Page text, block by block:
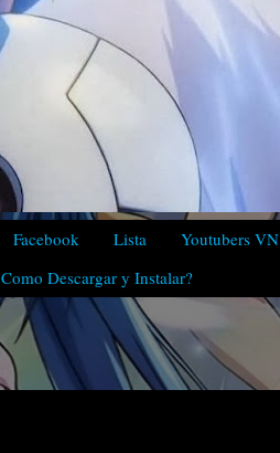
Facebook Lista
Youtubers VN
Como Descargar y Instalar?